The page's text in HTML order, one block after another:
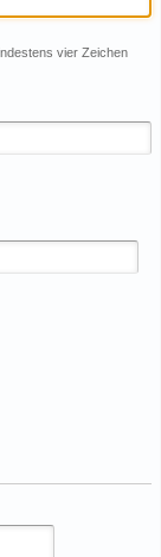
vier Zeichen